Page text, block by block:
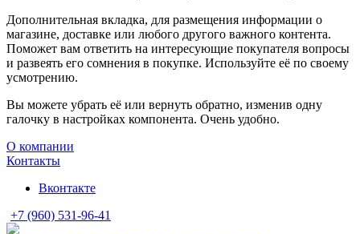
Дополнительная вкладка, для размещения информации о
магазине, доставке или любого другого важного контента.
Поможет вам ответить на интересующие покупателя вопросы
и развеять его сомнения в покупке. Используйте её по своему
усмотрению.
Вы можете убрать её или вернуть обратно, изменив одну
галочку в настройках компонента. Очень удобно.
О компании
Контакты
Вконтакте
+7 (960) 531-96-41